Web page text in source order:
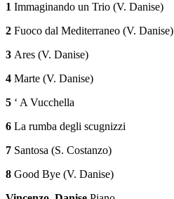
1 Immaginando un Trio (V. Danise)
2 Fuoco dal Mediterraneo (V. Danise)
3 Ares (V. Danise)
4 Marte (V. Danise)
5 ‘ A Vucchella
6 La rumba degli scugnizzi
7 Santosa (S. Costanzo)
8 Good Bye (V. Danise)